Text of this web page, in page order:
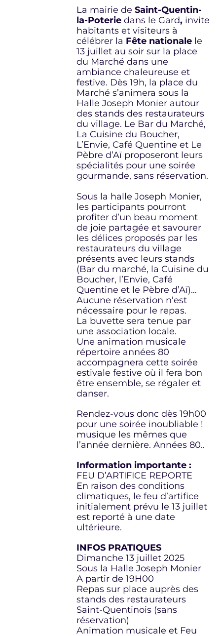
La mairie deSaint-Quentin-
la-Poteriedans le Gard, invite
habitants et visiteurs à
célébrer la Fête nationale le
13 juillet au soir sur la place
du Marché dans une
ambiance chaleureuse et
festive. Dès 19h, la place du
Marché s’animera sous la
Halle Joseph Monier autour
des stands des restaurateurs
du village. Le Bar du Marché,
La Cuisine du Boucher,
L’Envie, Café Quentine et Le
Pèbre d’Aï proposeront leurs
spécialités pour une soirée
gourmande, sans réservation.
Sous la halle Joseph Monier,
les participants pourront
profiter d’un beau moment
de joie partagée et savourer
les délices proposés par les
restaurateurs du village
présents avec leurs stands
(Bar du marché, la Cuisine du
Boucher, l’Envie, Café
Quentine et le Pèbre d’Aï)…
Aucune réservation n’est
nécessaire pour le repas.
La buvette sera tenue par
une association locale.
Une animation musicale
répertoire années 80
accompagnera cette soirée
estivale festive où il fera bon
être ensemble, se régaler et
danser.
Rendez-vous donc dès 19h00
pour une soirée inoubliable !
musique les mêmes que
l’année dernière. Années 80..
Information importante :
FEU D’ARTIFICE REPORTE
En raison des conditions
climatiques, le feu d’artifice
initialement prévu le 13 juillet
est reporté à une date
ultérieure.
INFOS PRATIQUES
Dimanche 13 juillet 2025
Sous la Halle Joseph Monier
A partir de 19H00
Repas sur place auprès des
stands des restaurateurs
Saint-Quentinois (sans
réservation)
Animation musicale et Feu